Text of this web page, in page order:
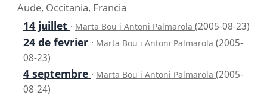
Aude, Occitania, Francia
14 juillet · Marta Bou i Antoni Palmarola (2005-08-23)
24 de fevrier · Marta Bou i Antoni Palmarola (2005-
08-23)
4 septembre · Marta Bou i Antoni Palmarola (2005-
08-24)